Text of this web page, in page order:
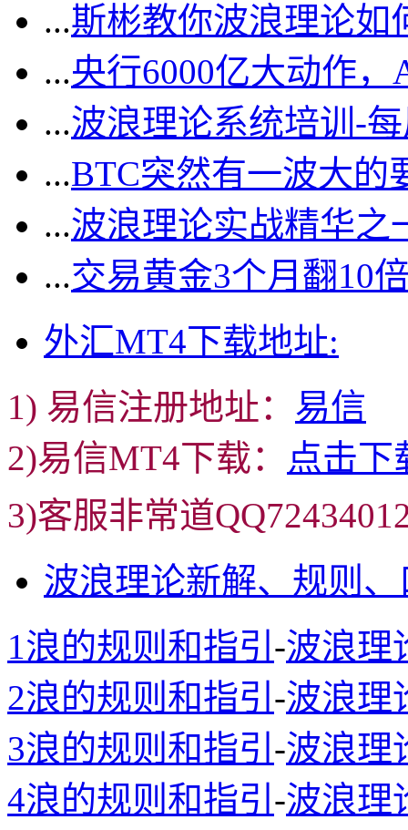
...斯彬教你波浪理论如
...央行6000亿大动作
...波浪理论系统培训-
...BTC突然有一波大的
...波浪理论实战精华
...交易黄金3个月翻10
外汇MT4下载地址:
1) 易信注册地址： 易信
2)易信MT4下载： 点击下
3)客服非常道
波浪理论新解、规则
1浪的规则和指引 -波浪理
2浪的规则和指引 -波浪理
3浪的规则和指引 -波浪理
4浪的规则和指引 -波浪理